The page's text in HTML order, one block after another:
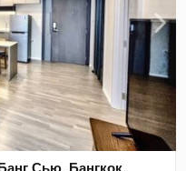
Сью, Бангкок,